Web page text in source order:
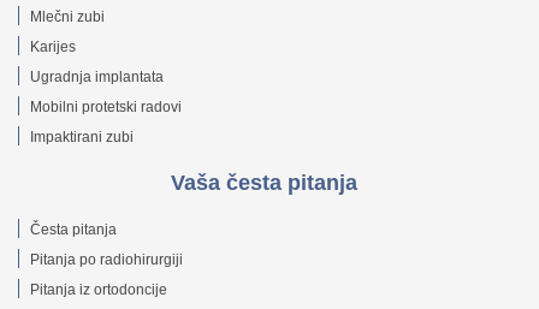
Mlečni zubi
Karijes
Ugradnja implantata
Mobilni protetski radovi
Impaktirani zubi
Vaša česta pitanja
Česta pitanja
Pitanja po radiohirurgiji
Pitanja iz ortodoncije